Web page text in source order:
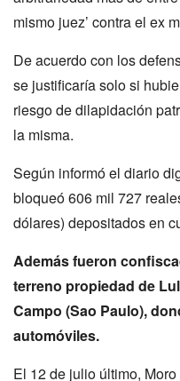
mismo juez’ contra el ex
De acuerdo con los
se justificaría solo si
riesgo de dilapidación
la misma.
Según informó el diario
bloqueó 606 mil 727
dólares) depositados en
Además fueron
terreno propiedad de
Campo (Sao Paulo),
automóviles.
El 12 de julio último,